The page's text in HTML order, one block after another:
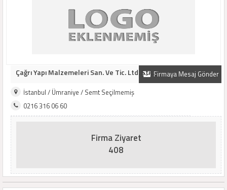
Firmaya Mesaj Gönder
Çağrı Yapı Malzemeleri San. Ve Tic. Ltd. Şti...
İstanbul / Ümraniye / Semt Seçilmemiş
0216 316 06 60
Firma Ziyaret
408